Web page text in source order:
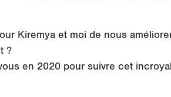
Kiremya et moi de nous
?
en 2020 pour suivre cet